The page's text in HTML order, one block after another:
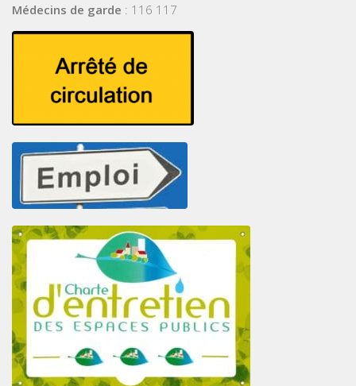
Médecins de garde : 116 117